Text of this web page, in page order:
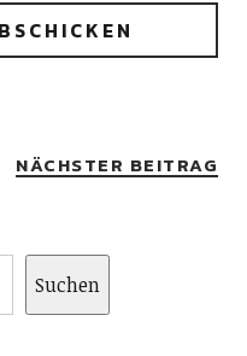
NÄCHSTER BEITRAG
Suchen